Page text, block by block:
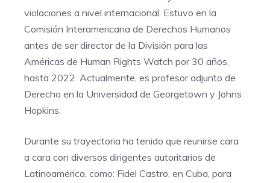
violaciones a nivel internacional. Estuvo en la
Comisión Interamericana de Derechos Humanos
antes de ser director de la División para las
Américas de Human Rights Watch por 30 años,
hasta 2022. Actualmente, es profesor adjunto de
Derecho en la Universidad de Georgetown y Johns
Hopkins.
Durante su trayectoria ha tenido que reunirse cara
a cara con diversos dirigentes autoritarios de
Latinoamérica, como: Fidel Castro, en Cuba, para